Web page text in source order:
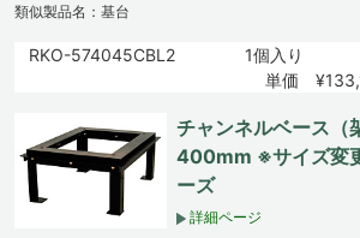
類似製品名：基台
RKO-574045CBL2
1個入り
単価
チャンネルベース（
400mm ※サイズ変
ーズ
詳細ページ